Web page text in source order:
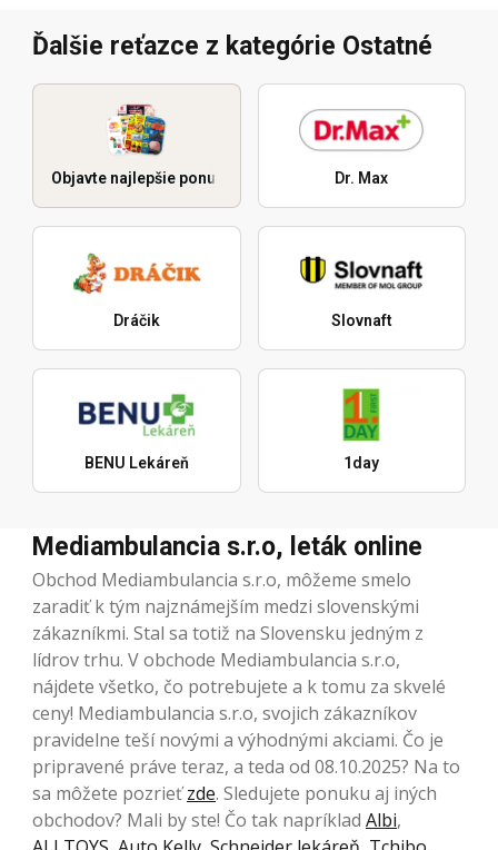
Ďalšie reťazce z kategórie Ostatné
Objavte najlepšie ponuky Dr. Max
Dráčik Slovnaft
BENU Lekáreň 1day
Mediambulancia s.r.o, leták online
Obchod Mediambulancia s.r.o, môžeme smelo
zaradiť k tým najznámejším medzi slovenskými
zákazníkmi. Stal sa totiž na Slovensku jedným z
lídrov trhu. V obchode Mediambulancia s.r.o,
nájdete všetko, čo potrebujete a k tomu za skvelé
ceny! Mediambulancia s.r.o, svojich zákazníkov
pravidelne teší novými a výhodnými akciami. Čo je
pripravené práve teraz, a teda od 08.10.2025? Na to
sa môžete pozrieťzde. Sledujete ponuku aj iných
obchodov? Mali by ste! Čo tak napríklad Albi,